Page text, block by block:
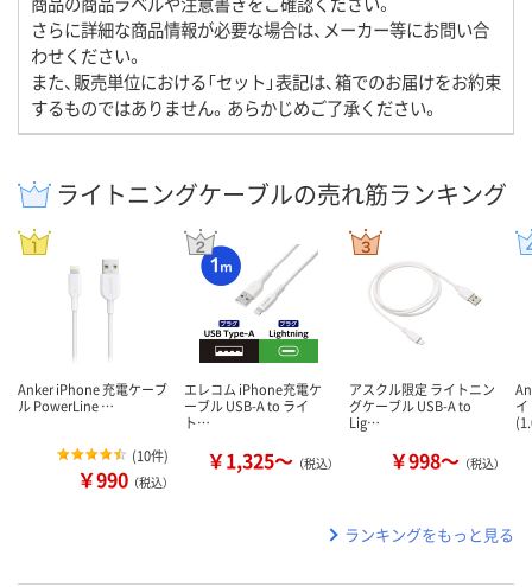
さらに詳細な商品情報が必要な場合は、メーカー等にお問い合
わせください。
また、販売単位における「セット」表記は、箱でのお届けをお約束
するものではありません。あらかじめご了承ください。
ライトニングケーブルの売れ筋ランキング
Anker iPhone 充電ケーブ
ル PowerLine …
(10件)
￥990 （税込）
エレコム iPhone充電ケ
ーブル USB-A to ライ
ト…
￥1,325～ （税込）
アスクル限定 ライトニン
グケーブル USB-A to
Lig…
￥998～ （税込）
ランキングをもっと見る